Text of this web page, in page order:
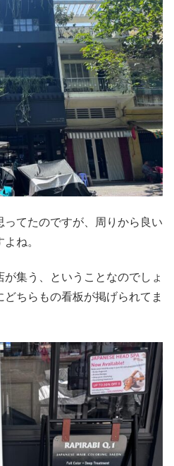
ってたのですが、周りから良い
ね。
集う、ということなのでしょ
ちらもの看板が掲げられてま